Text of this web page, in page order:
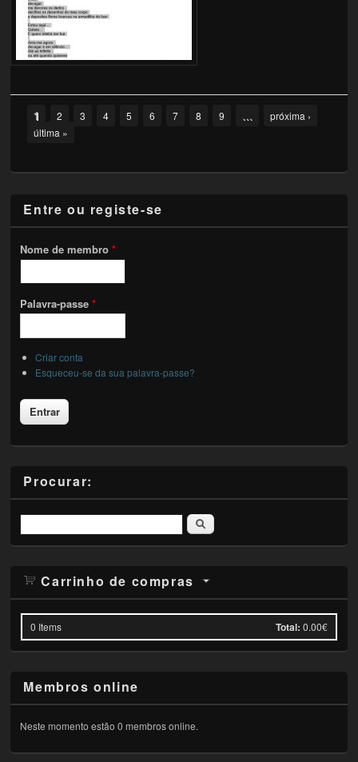
Pages
1 2 3 4 5 6 7 8 9 …
próxima ›
última »
Entre ou registe-se
Nome de membro*
Palavra-passe*
Criar conta
Esqueceu-se da sua palavra-passe?
Procurar:
Pesquisar
Carrinho de compras
0 Items Total: 0.00€
Membros online
Neste momento estão 0 membros online.